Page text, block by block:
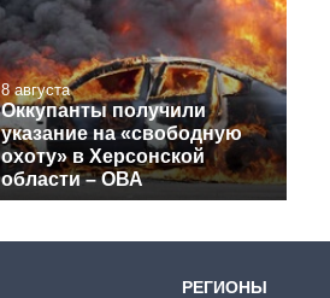
8 августа
Оккупанты получили
указание на «свободную
охоту» в Херсонской
области – ОВА
РЕГИОНЫ